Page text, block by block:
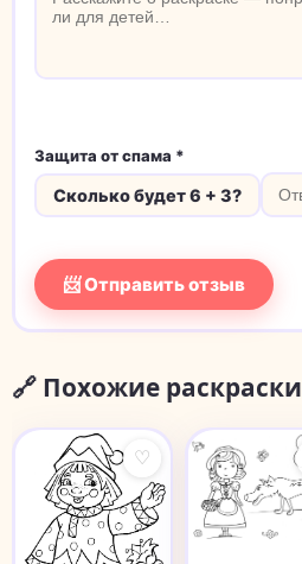
Защита от спама *
Сколько будет 6 + 3?
📨 Отправить отзыв
🔗 Похожие раскраски
♡